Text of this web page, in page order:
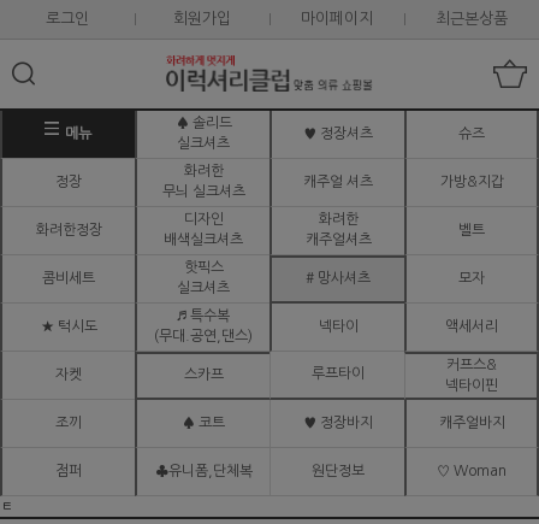
로그인 회원가입 마이페이지 최근본상품
메뉴
♠ 솔리드
실크셔츠
♥ 정장셔츠 슈즈
정장
화려한
무늬 실크셔츠
캐주얼 셔츠 가방&지갑
화려한정장
디자인
배색실크셔츠
화려한
캐주얼셔츠
벨트
콤비세트
핫픽스
실크셔츠
# 망사셔츠 모자
★ 턱시도
♬ 특수복
(무대.공연,댄스)
넥타이 액세서리
자켓 스카프 루프타이
커프스&
넥타이핀
조끼 ♠ 코트 ♥ 정장바지 캐주얼바지
점퍼 ♣유니폼,단체복 원단정보 ♡ Woman
ㅌ